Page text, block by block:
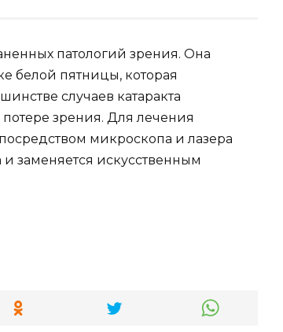
патологий зрения. Она
белой пятницы, которая
случаев катаракта
зрения. Для лечения
микроскопа и лазера
и заменяется искусственным